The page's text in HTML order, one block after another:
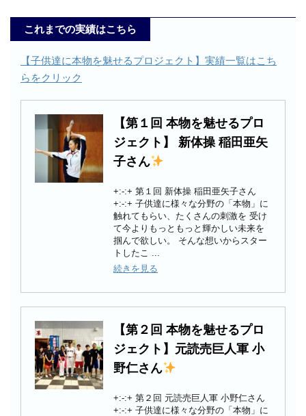
これまでの実績はこちら
【子供達に本物を魅せるプロジェクト】実績一覧はこち
らをクリック
【第１回 本物を魅せるプロ
ジェクト】 新体操 稲田亜矢
子さん
+:-:+ 第１回 新体操 稲田亜矢子さん
+:-:+ 子供達に様々な分野の「本物」に
触れてもらい、たくさんの刺激を 受け
て今よりもっともっと輝かしい未来を
掴んで欲しい。 そんな想いからスター
トしたこ ...
続きを見る
【第２回 本物を魅せるプロ
ジェクト】元読売巨人軍 小
野仁さん
+:-:+ 第２回 元読売巨人軍 小野仁さん
+:-:+ 子供達に様々な分野の「本物」に